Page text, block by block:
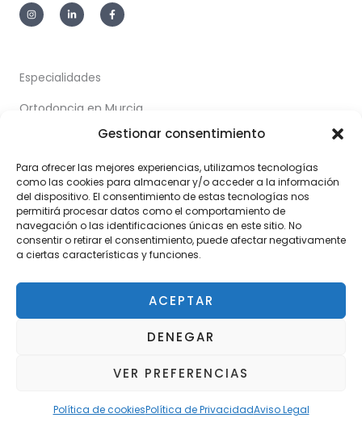
Gestionar consentimiento
Para ofrecer las mejores experiencias, utilizamos tecnologías
como las cookies para almacenar y/o acceder a la información
del dispositivo. El consentimiento de estas tecnologías nos
permitirá procesar datos como el comportamiento de
navegación o las identificaciones únicas en este sitio. No
consentir o retirar el consentimiento, puede afectar negativamente
a ciertas características y funciones.
ACEPTAR
DENEGAR
VER PREFERENCIAS
Política de cookiesPolítica de PrivacidadAviso Legal
n
s
t
m
i
n
k
-
i
a
c
e
Especialidades
Ortodoncia en Murcia
Odontopediatra en Murcia
Implantes dentales en Murcia
Blanqueamiento Dental en Murcia
Contacto
Copyright © 2026 Clínica Dental Orenes